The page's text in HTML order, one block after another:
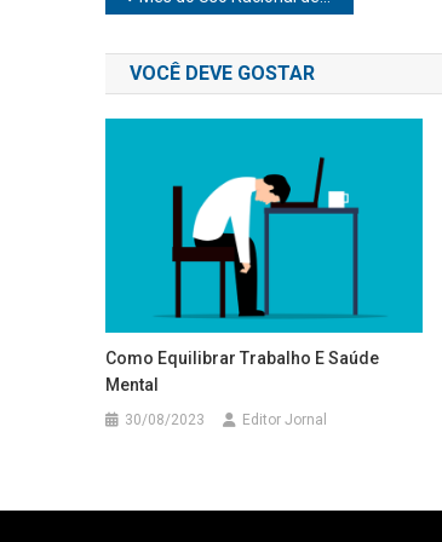
de
Post
VOCÊ DEVE GOSTAR
Como Equilibrar Trabalho E Saúde
Mental
30/08/2023 Editor Jornal